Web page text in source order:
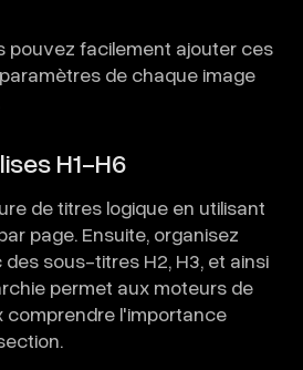
pouvez facilement ajouter ces
de chaque image
H1-H6
de titres logique en utilisant
page. Ensuite, organisez
sous-titres H2, H3, et ainsi
permet aux moteurs de
comprendre l'importance